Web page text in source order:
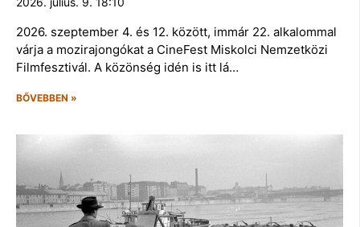
2026. szeptember 4. és 12. között, immár 22. alkalommal
várja a mozirajongókat a CineFest Miskolci Nemzetközi
Filmfesztivál. A közönség idén is itt lá…
BŐVEBBEN »